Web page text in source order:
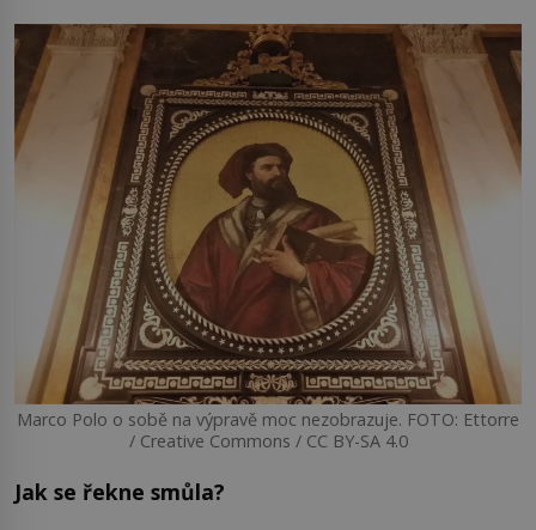
Marco Polo o sobě na výpravě moc nezobrazuje. FOTO: Ettorre
/ Creative Commons / CC BY-SA 4.0
Jak se řekne smůla?